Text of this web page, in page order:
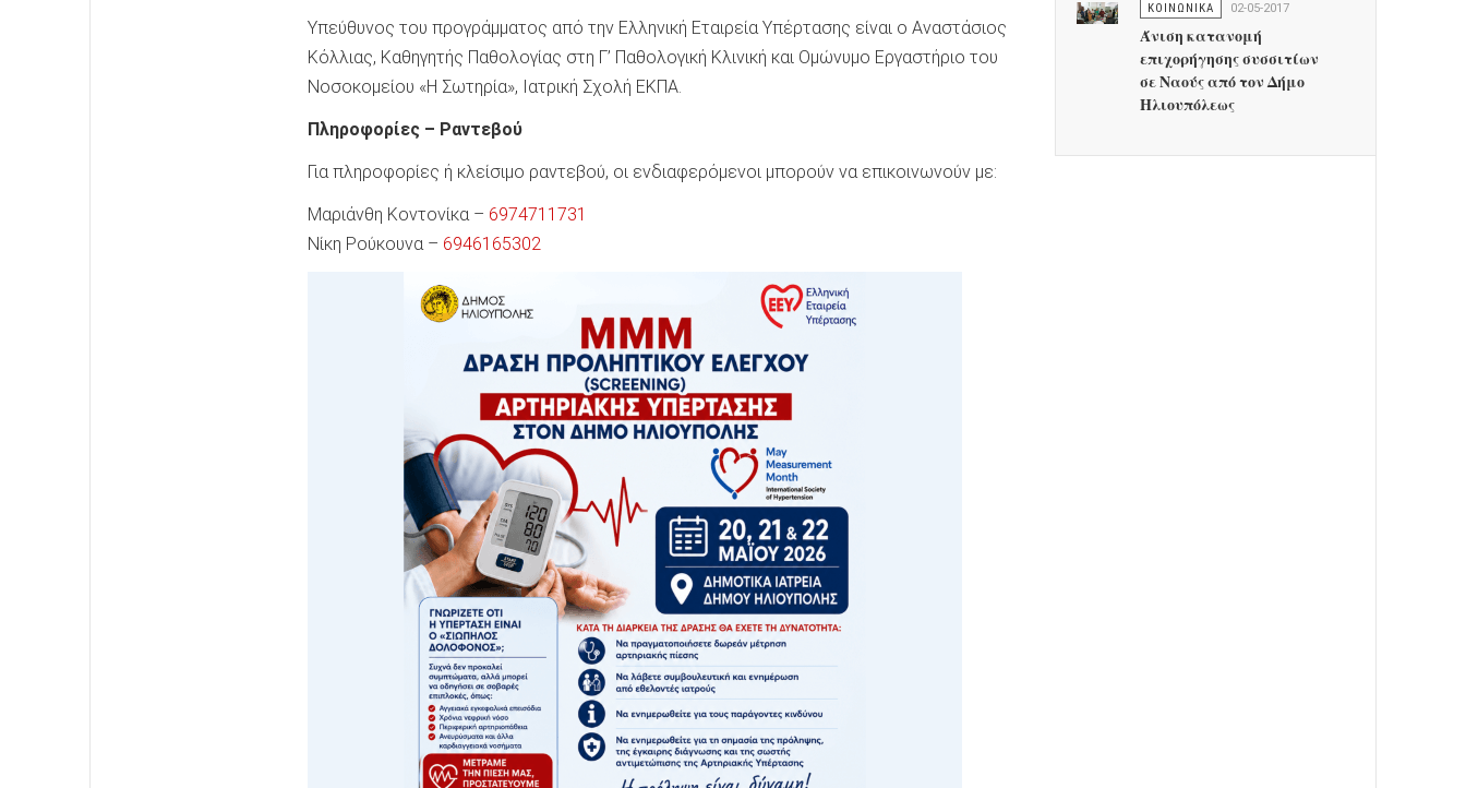
Υπεύθυνος του προγράμματος από την Ελληνική Εταιρεία Υπέρτασης είναι ο Αναστάσιος
Κόλλιας, Καθηγητής Παθολογίας στη Γ’ Παθολογική Κλινική και Ομώνυμο Εργαστήριο του
Νοσοκομείου «Η Σωτηρία», Ιατρική Σχολή ΕΚΠΑ.
Πληροφορίες – Ραντεβού
Για πληροφορίες ή κλείσιμο ραντεβού, οι ενδιαφερόμενοι μπορούν να επικοινωνούν με:
Μαριάνθη Κοντονίκα – 6974711731
Νίκη Ρούκουνα – 6946165302
ΚΟΙΝΩΝΙΚΑ 02-05-2017
Άνιση κατανομή
επιχορήγησης συσσιτίων
σε Ναούς από τον Δήμο
Ηλιουπόλεως